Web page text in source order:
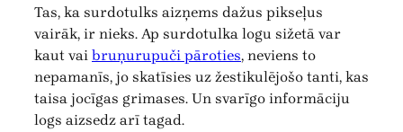
Tas, ka surdotulks aizņems dažus pikseļus
vairāk, ir nieks. Ap surdotulka logu sižetā var
kaut vai bruņurupuči pāroties, neviens to
nepamanīs, jo skatīsies uz žestikulējošo tanti, kas
taisa jocīgas grimases. Un svarīgo informāciju
logs aizsedz arī tagad.